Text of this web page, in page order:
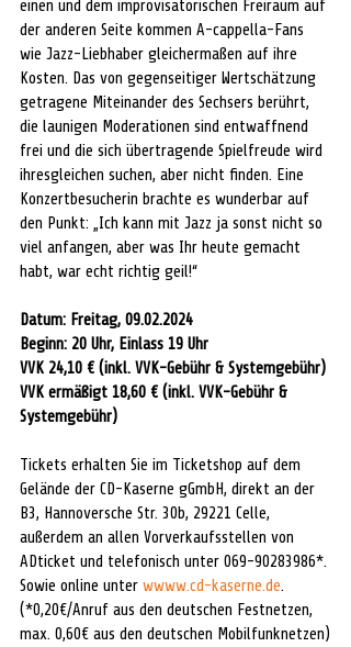
einen und dem improvisatorischen Freiraum auf
der anderen Seite kommen A-cappella-Fans
wie Jazz-Liebhaber gleichermaßen auf ihre
Kosten. Das von gegenseitiger Wertschätzung
getragene Miteinander des Sechsers berührt,
die launigen Moderationen sind entwaffnend
frei und die sich übertragende Spielfreude wird
ihresgleichen suchen, aber nicht finden. Eine
Konzertbesucherin brachte es wunderbar auf
den Punkt: „Ich kann mit Jazz ja sonst nicht so
viel anfangen, aber was Ihr heute gemacht
habt, war echt richtig geil!“
Datum: Freitag, 09.02.2024
Beginn: 20 Uhr, Einlass 19 Uhr
VVK 24,10 € (inkl. VVK-Gebühr & Systemgebühr)
VVK ermäßigt 18,60 € (inkl. VVK-Gebühr &
Systemgebühr)
Tickets erhalten Sie im Ticketshop auf dem
Gelände der CD-Kaserne gGmbH, direkt an der
B3, Hannoversche Str. 30b, 29221 Celle,
außerdem an allen Vorverkaufsstellen von
ADticket und telefonisch unter 069-90283986*.
Sowie online unter wwww.cd-kaserne.de.
(*0,20€/Anruf aus den deutschen Festnetzen,
max. 0,60€ aus den deutschen Mobilfunknetzen)